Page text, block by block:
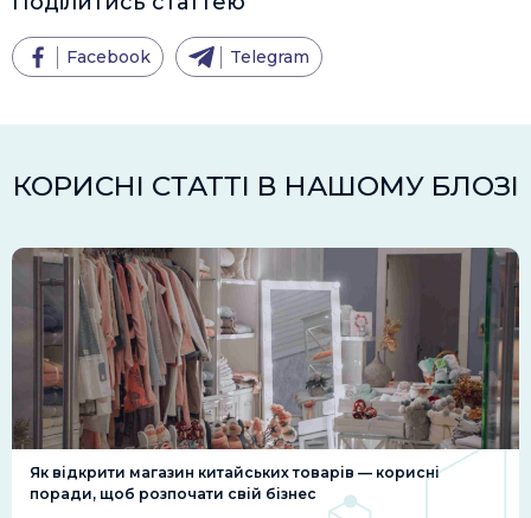
Facebook Telegram
КОРИСНІ СТАТТІ В НАШОМУ БЛОЗІ
Як відкрити магазин китайських товарів — корисні
поради, щоб розпочати свій бізнес